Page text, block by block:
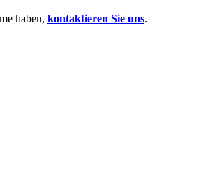
haben, kontaktieren Sie uns.